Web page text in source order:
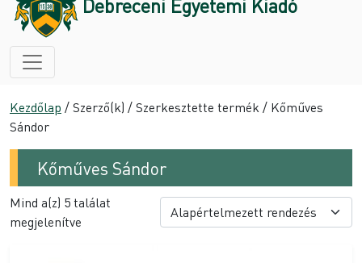
Debreceni Egyetemi Kiadó
Kezdőlap / Szerző(k) / Szerkesztette termék / Kőműves
Sándor
Kőműves Sándor
Mind a(z) 5 találat
megjelenítve